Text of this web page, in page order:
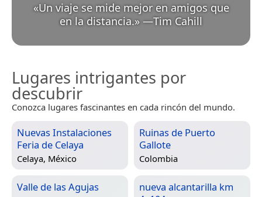
«Un viaje se mide mejor en amigos que
en la distancia.» —Tim Cahill
Lugares intrigantes por
descubrir
Conozca lugares fascinantes en cada rincón del mundo.
Nuevas Instalaciones
Feria de Celaya
Celaya, México
Ruinas de Puerto
Gallote
Colombia
Valle de las Agujas
nueva alcantarilla km